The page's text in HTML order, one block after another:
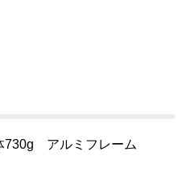
730g アルミフレーム